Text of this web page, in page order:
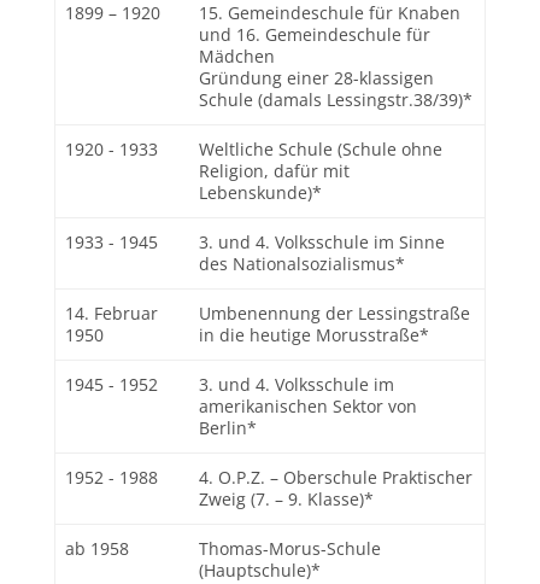
1899 – 1920
15. Gemeindeschule für Knaben
und 16. Gemeindeschule für
Mädchen
Gründung einer 28-klassigen
Schule (damals Lessingstr.38/39)*
1920 - 1933
Weltliche Schule (Schule ohne
Religion, dafür mit
Lebenskunde)*
1933 - 1945
3. und 4. Volksschule im Sinne
des Nationalsozialismus*
14. Februar
1950
Umbenennung der Lessingstraße
in die heutige Morusstraße*
1945 - 1952
3. und 4. Volksschule im
amerikanischen Sektor von
Berlin*
1952 - 1988
4. O.P.Z. – Oberschule Praktischer
Zweig (7. – 9. Klasse)*
ab 1958
Thomas-Morus-Schule
(Hauptschule)*